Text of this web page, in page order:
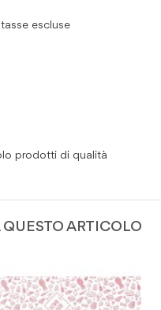
escluse
prodotti di qualità
ARTICOLO